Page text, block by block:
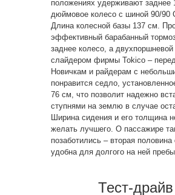
положениях удерживают заднее
дюймовое колесо с шиной 90/90
Длина колесной базы 137 см.
эффективный барабанный
заднее колесо, а двухпоршневой
слайдером фирмы Tokico –
Новичкам и райдерам с
понравится седло,
76 см, что позволит надежно
ступнями на землю в случае
Ширина сидения и его толщина
желать лучшего. О пассажире
позаботились – вторая
удобна для долгого на ней
Тест-драйв